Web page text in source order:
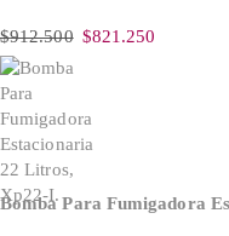
$912.500 $821.250
Bomba Para Fumigadora